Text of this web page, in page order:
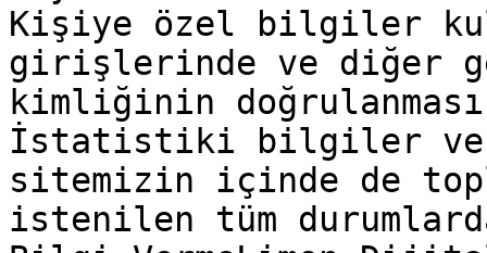
Kişiye özel bilgiler
girişlerinde ve diğer
kimliğinin
İstatistiki bilgiler
sitemizin içinde de
istenilen tüm